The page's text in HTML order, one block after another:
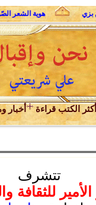
بزي هوية الشعر
أكثر الكتب قراءة أخبار
تتشرف
للثقافة